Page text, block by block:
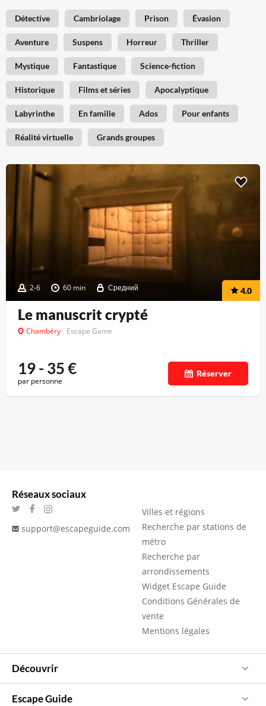
Détective Cambriolage Prison Évasion
Aventure Suspens Horreur Thriller
Mystique Fantastique Science-fiction
Historique Films et séries Apocalyptique
Labyrinthe En famille Ados Pour enfants
Réalité virtuelle Grands groupes
2-6 60 min Средний 4.0
Le manuscrit crypté
Chambéry Escape Game
19 - 35€
par personne
Réserver
Réseaux sociaux
support@escapeguide.com
Villes et régions
Recherche par stations de
métro
Recherche par
arrondissements
Widget Escape Guide
Conditions Générales de
vente
Mentions légales
Découvrir
Escape Guide